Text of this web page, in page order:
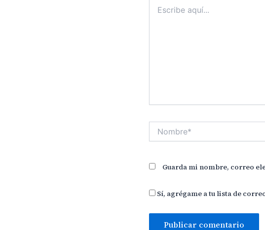
aquí...
Nombre*
Guarda mi nombre, correo
Sí, agrégame a tu lista de